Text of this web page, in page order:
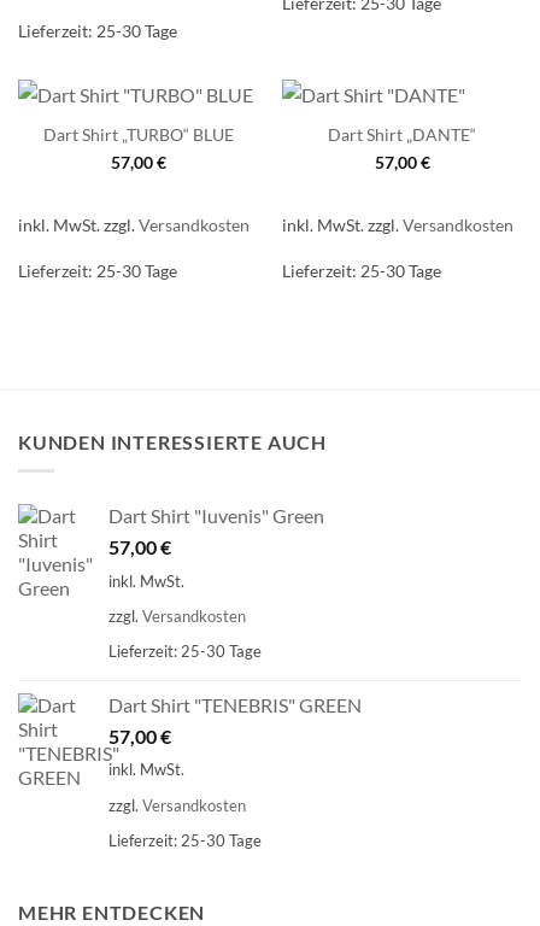
Lieferzeit: 25-30 Tage
Dart Shirt „TURBO“ BLUE
57,00€
inkl. MwSt.zzgl.Versandkosten
Lieferzeit: 25-30 Tage
Dart Shirt „DANTE“
57,00€
inkl. MwSt.zzgl.Versandkosten
Lieferzeit: 25-30 Tage
KUNDEN INTERESSIERTE AUCH
Dart Shirt "Iuvenis" Green
57,00€
inkl. MwSt.
zzgl. Versandkosten
Lieferzeit:25-30 Tage
Dart Shirt "TENEBRIS" GREEN
57,00€
inkl. MwSt.
zzgl. Versandkosten
Lieferzeit: 25-30 Tage
MEHR ENTDECKEN